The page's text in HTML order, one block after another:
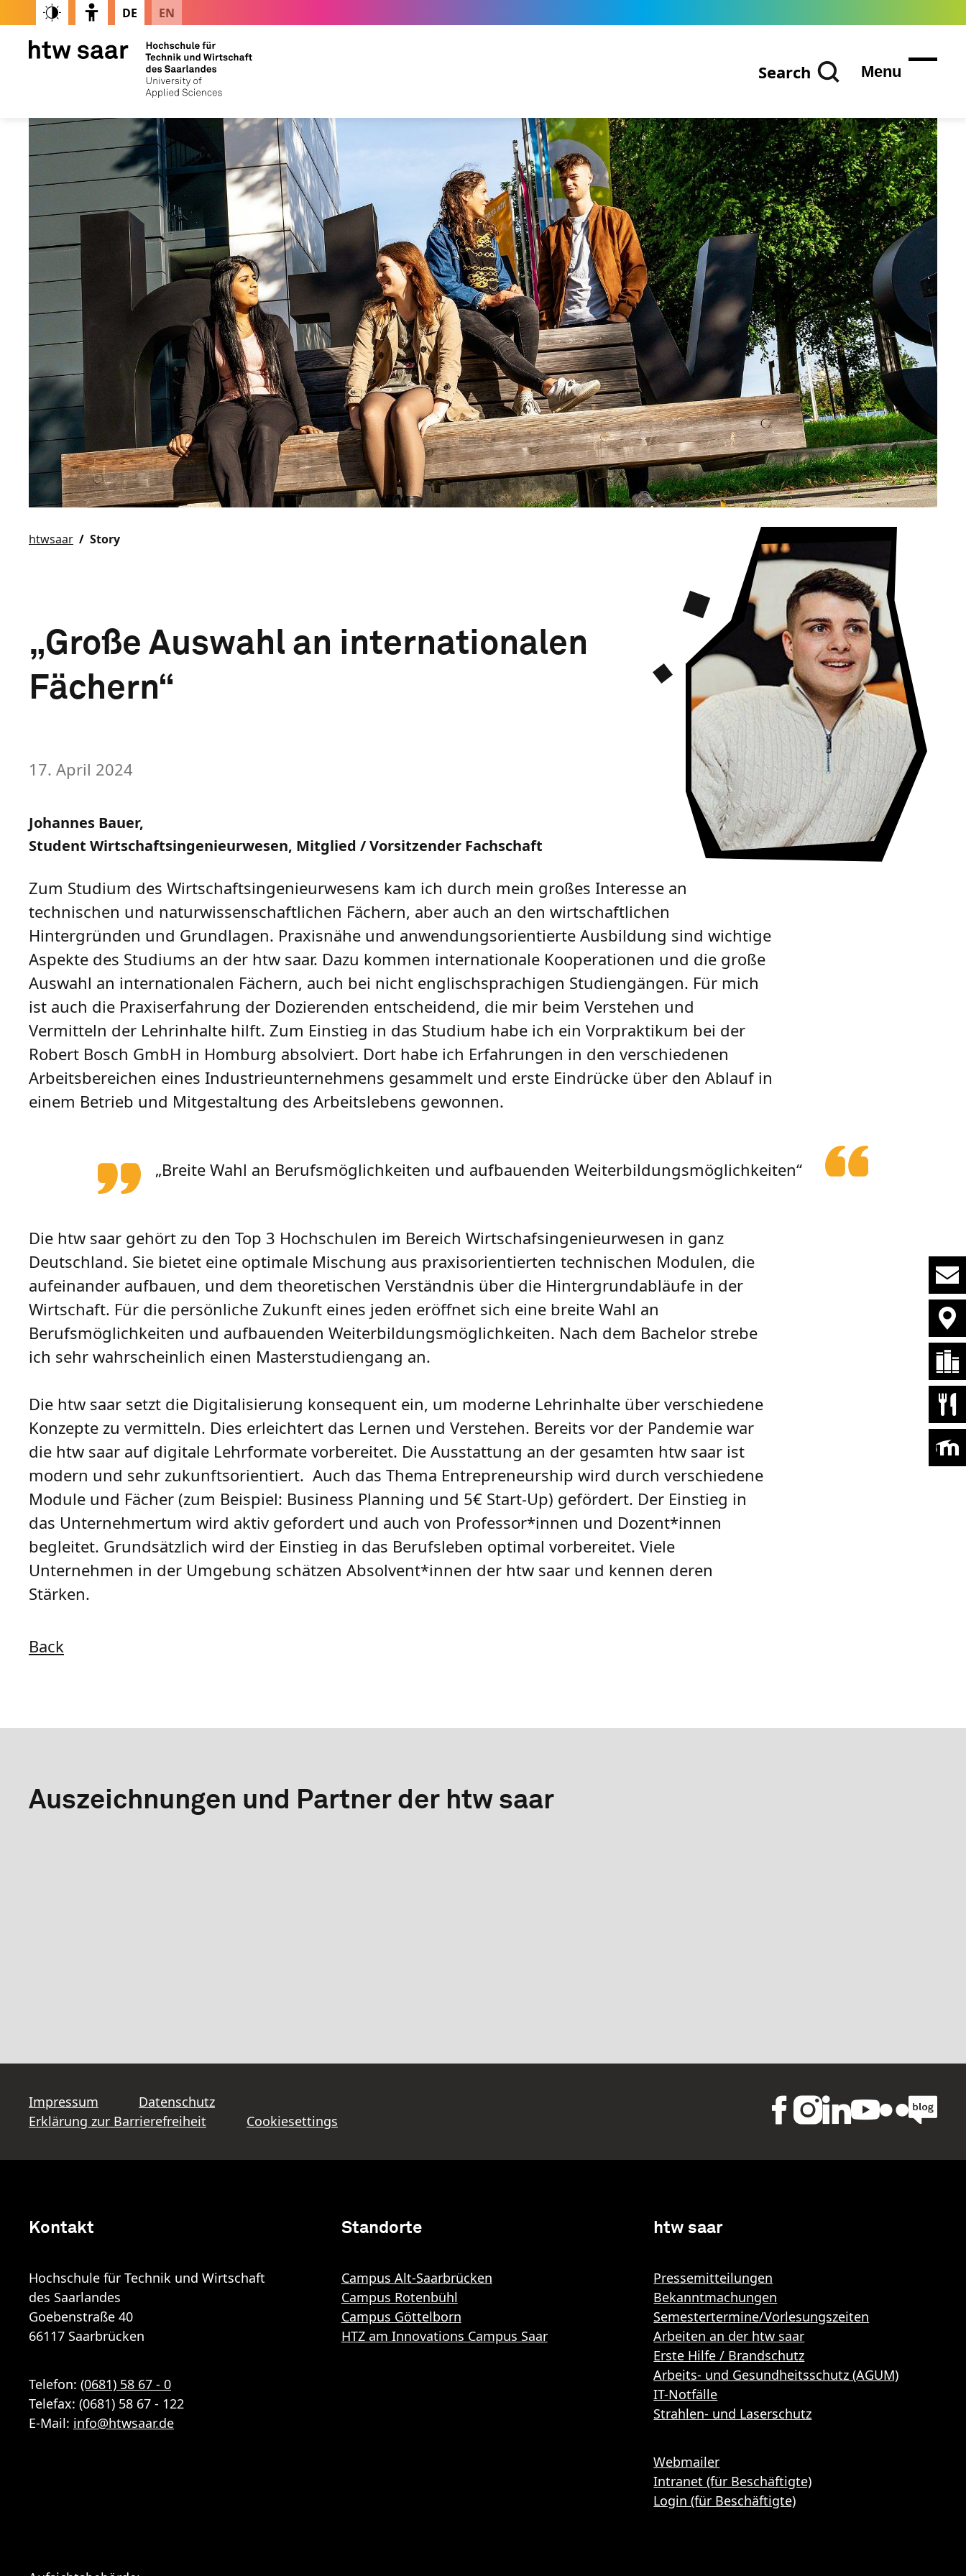
DE EN
Search Menu
htwsaar Story
„Große Auswahl an internationalen
Fächern“
17. April 2024
Johannes Bauer,
Student Wirtschaftsingenieurwesen, Mitglied / Vorsitzender Fachschaft
Zum Studium des Wirtschaftsingenieurwesens kam ich durch mein großes Interesse an
technischen und naturwissenschaftlichen Fächern, aber auch an den wirtschaftlichen
Hintergründen und Grundlagen. Praxisnähe und anwendungsorientierte Ausbildung sind wichtige
Aspekte des Studiums an der htw saar. Dazu kommen internationale Kooperationen und die große
Auswahl an internationalen Fächern, auch bei nicht englischsprachigen Studiengängen. Für mich
ist auch die Praxiserfahrung der Dozierenden entscheidend, die mir beim Verstehen und
Vermitteln der Lehrinhalte hilft. Zum Einstieg in das Studium habe ich ein Vorpraktikum bei der
Robert Bosch GmbH in Homburg absolviert. Dort habe ich Erfahrungen in den verschiedenen
Arbeitsbereichen eines Industrieunternehmens gesammelt und erste Eindrücke über den Ablauf in
einem Betrieb und Mitgestaltung des Arbeitslebens gewonnen.
„Breite Wahl an Berufsmöglichkeiten und aufbauenden Weiterbildungsmöglichkeiten“
Die htw saar gehört zu den Top 3 Hochschulen im Bereich Wirtschafsingenieurwesen in ganz
Deutschland. Sie bietet eine optimale Mischung aus praxisorientierten technischen Modulen, die
aufeinander aufbauen, und dem theoretischen Verständnis über die Hintergrundabläufe in der
Wirtschaft. Für die persönliche Zukunft eines jeden eröffnet sich eine breite Wahl an
Berufsmöglichkeiten und aufbauenden Weiterbildungsmöglichkeiten. Nach dem Bachelor strebe
ich sehr wahrscheinlich einen Masterstudiengang an.
Die htw saar setzt die Digitalisierung konsequent ein, um moderne Lehrinhalte über verschiedene
Konzepte zu vermitteln. Dies erleichtert das Lernen und Verstehen. Bereits vor der Pandemie war
die htw saar auf digitale Lehrformate vorbereitet. Die Ausstattung an der gesamten htw saar ist
modern und sehr zukunftsorientiert. Auch das Thema Entrepreneurship wird durch verschiedene
Module und Fächer (zum Beispiel: Business Planning und 5€ Start-Up) gefördert. Der Einstieg in
das Unternehmertum wird aktiv gefordert und auch von Professor*innen und Dozent*innen
begleitet. Grundsätzlich wird der Einstieg in das Berufsleben optimal vorbereitet. Viele
Unternehmen in der Umgebung schätzen Absolvent*innen der htw saar und kennen deren
Stärken.
Back
Auszeichnungen und Partner der htw saar
Impressum
Datenschutz
Erklärung zur Barrierefreiheit
Cookiesettings
Kontakt
Hochschule für Technik und Wirtschaft
des Saarlandes
Goebenstraße 40
66117 Saarbrücken
Telefon: (0681) 58 67 - 0
Telefax: (0681) 58 67 - 122
E-Mail: info@htwsaar.de
Standorte
Campus Alt-Saarbrücken
Campus Rotenbühl
Campus Göttelborn
HTZ am Innovations Campus Saar
htw saar
Pressemitteilungen
Bekanntmachungen
Semestertermine/Vorlesungszeiten
Arbeiten an der htw saar
Erste Hilfe / Brandschutz
Arbeits- und Gesundheitsschutz (AGUM)
IT-Notfälle
Strahlen- und Laserschutz
Webmailer
Intranet (für Beschäftigte)
Login (für Beschäftigte)